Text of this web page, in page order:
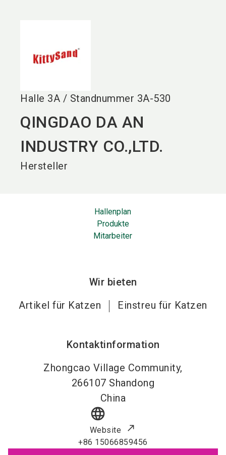
Halle 3A / Standnummer 3A-530
QINGDAO DA AN
INDUSTRY CO.,LTD.
Hersteller
Hallenplan
Produkte
Mitarbeiter
Wir bieten
Artikel für Katzen
Einstreu für Katzen
Kontaktinformation
Zhongcao Village Community,
266107 Shandong
China
language
Website
+86 15066859456